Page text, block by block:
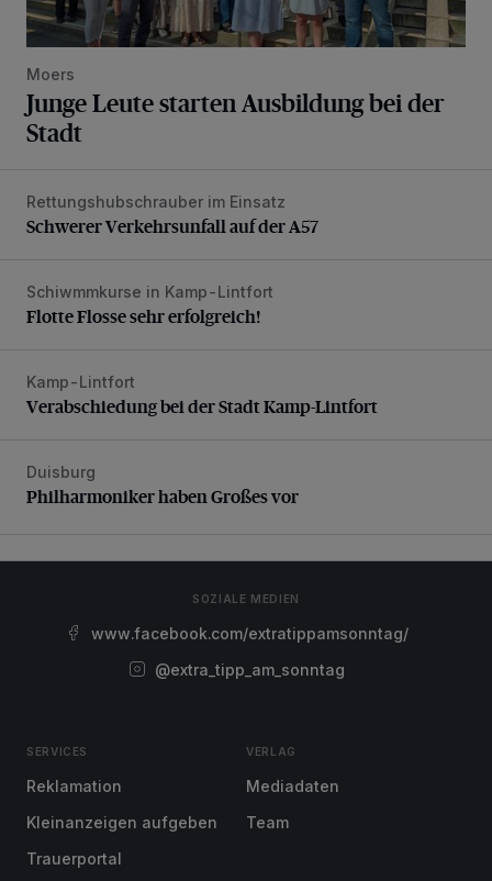
Moers
Junge Leute starten Ausbildung bei der
Stadt
Schwerer Verkehrsunfall auf der A57
Rettungshubschrauber im Einsatz
Schwerer Verkehrsunfall auf der A57
Flotte Flosse sehr erfolgreich!
Schiwmmkurse in Kamp-Lintfort
Flotte Flosse sehr erfolgreich!
Verabschiedung bei der Stadt Kamp-Lintfort
Kamp-Lintfort
Verabschiedung bei der Stadt Kamp-Lintfort
Philharmoniker haben Großes vor
Duisburg
Philharmoniker haben Großes vor
SOZIALE MEDIEN
www.facebook.com/extratippamsonntag/
@extra_tipp_am_sonntag
SERVICES
Reklamation
Kleinanzeigen aufgeben
Trauerportal
VERLAG
Mediadaten
Team